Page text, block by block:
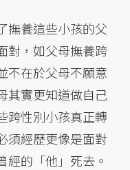
撫養這些小孩的父
對，如父母撫養跨
不在於父母不願意
其實更知道做自己
跨性別小孩真正轉
須經歷更像是面對
的「他」死去。